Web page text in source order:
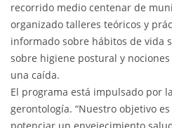
recorrido medio centenar de
organizado talleres teóricos y
informado sobre hábitos de vida
sobre higiene postural y
una caída.
El programa está impulsado por
gerontología. “Nuestro objetivo